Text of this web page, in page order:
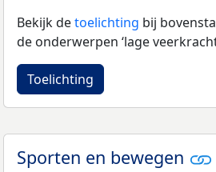
Bekijk detoelichting bij
de onderwerpen ‘lage
Toelichting
Sporten en bewegen